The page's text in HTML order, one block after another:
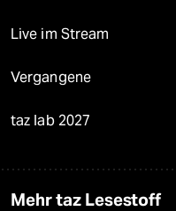
Live im Stream
Vergangene
taz lab 2027
Mehr taz Lesestoff